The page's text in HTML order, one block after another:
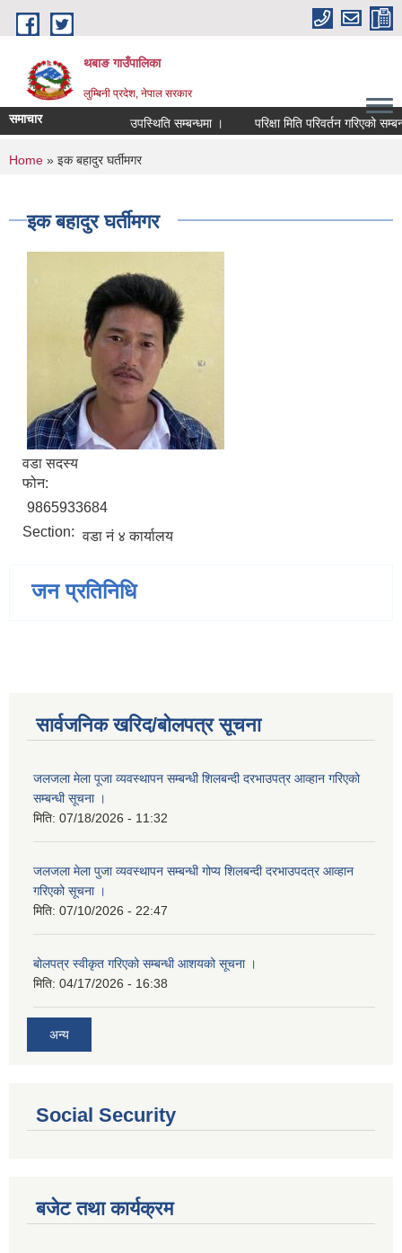
Skip to main content
थबाङ गाउँपालिका
लुम्बिनी प्रदेश, नेपाल सरकार
समाचार उपस्थिति सम्बन्धमा । परिक्षा मिति परिवर्तन गरिएको
You are here
Home » इक बहादुर घर्तीमगर
इक बहादुर घर्तीमगर
वडा सदस्य
फोन:
9865933684
Section: वडा नं ४ कार्यालय
जन प्रतिनिधि
सार्वजनिक खरिद/बोलपत्र सूचना
जलजला मेला पूजा व्यवस्थापन सम्बन्धी शिलबन्दी दरभाउपत्र आव्हान गरिएको
सम्बन्धी सूचना ।
मिति: 07/18/2026 - 11:32
जलजला मेला पुजा व्यवस्थापन सम्बन्धी गोप्य शिलबन्दी दरभाउपदत्र आव्हान
गरिएको सूचना ।
मिति: 07/10/2026 - 22:47
बोलपत्र स्वीकृत गरिएको सम्बन्धी आशयको सूचना ।
मिति: 04/17/2026 - 16:38
अन्य
Social Security
बजेट तथा कार्यक्रम